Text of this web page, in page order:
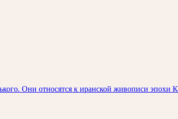
Они относятся к иранской живописи эпохи